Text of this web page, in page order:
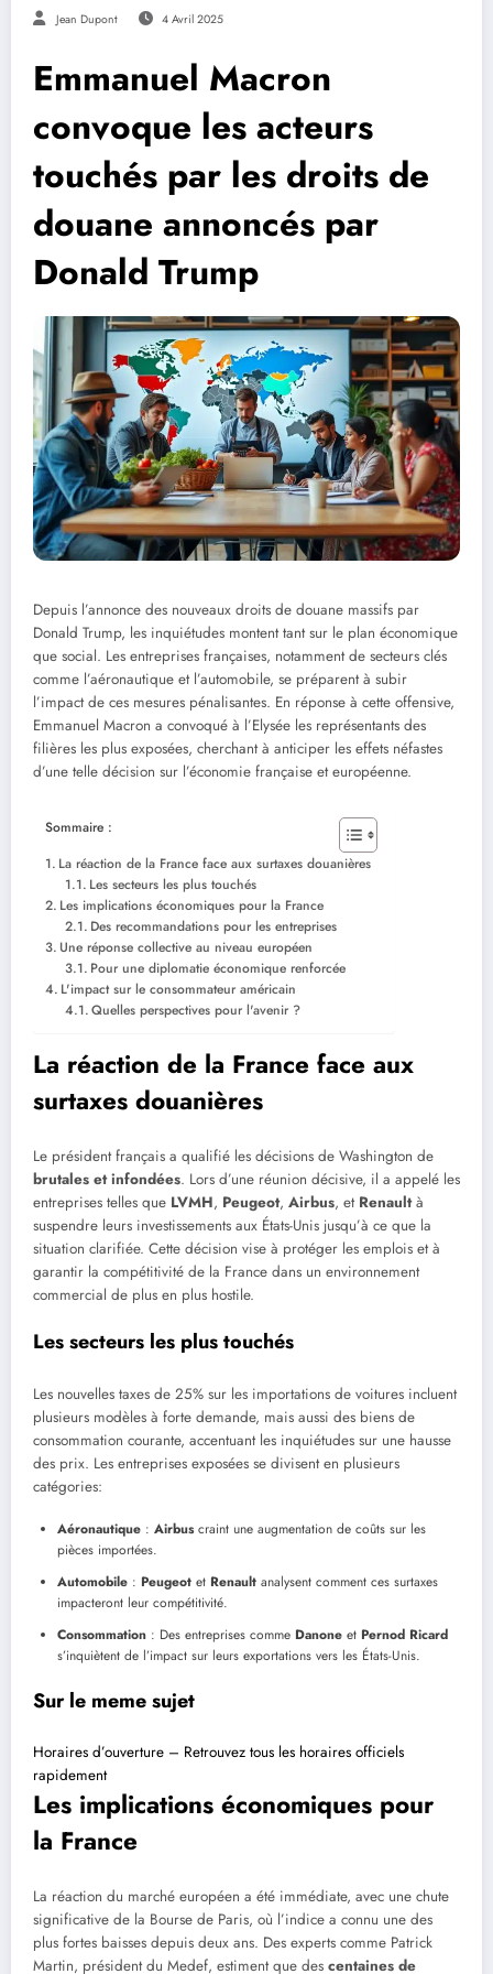
Jean Dupont 4 Avril 2025
Emmanuel Macron
convoque les acteurs
touchés par les droits de
douane annoncés par
Donald Trump
Depuis l’annonce des nouveaux droits de douane massifs par
Donald Trump, les inquiétudes montent tant sur le plan économique
que social. Les entreprises françaises, notamment de secteurs clés
comme l’aéronautique et l’automobile, se préparent à subir
l’impact de ces mesures pénalisantes. En réponse à cette offensive,
Emmanuel Macron a convoqué à l’Elysée les représentants des
filières les plus exposées, cherchant à anticiper les effets néfastes
d’une telle décision sur l’économie française et européenne.
Sommaire :
La réaction de la France face aux surtaxes douanières
Les secteurs les plus touchés
Les implications économiques pour la France
Des recommandations pour les entreprises
Une réponse collective au niveau européen
Pour une diplomatie économique renforcée
L'impact sur le consommateur américain
Quelles perspectives pour l'avenir ?
La réaction de la France face aux
surtaxes douanières
Le président français a qualifié les décisions de Washington de
brutales et infondées. Lors d’une réunion décisive, il a appelé les
entreprises telles que LVMH, Peugeot, Airbus, et Renaultà
suspendre leurs investissements aux États-Unis jusqu’à ce que la
situation clarifiée. Cette décision vise à protéger les emplois et à
garantir la compétitivité de la France dans un environnement
commercial de plus en plus hostile.
Les secteurs les plus touchés
Les nouvelles taxes de 25% sur les importations de voitures incluent
plusieurs modèles à forte demande, mais aussi des biens de
consommation courante, accentuant les inquiétudes sur une hausse
des prix. Les entreprises exposées se divisent en plusieurs
catégories:
Aéronautique : Airbuscraint une augmentation de coûts sur les
pièces importées.
Automobile : Peugeot et Renault analysent comment ces surtaxes
impacteront leur compétitivité.
Consommation : Des entreprises comme Danone et Pernod Ricard
s’inquiètent de l’impact sur leurs exportations vers les États-Unis.
Sur le meme sujet
Horaires d’ouverture – Retrouvez tous les horaires officiels
rapidement
Les implications économiques pour
la France
La réaction du marché européen a été immédiate, avec une chute
significative de la Bourse de Paris, où l’indice a connu une des
plus fortes baisses depuis deux ans. Des experts comme Patrick
Martin, président du Medef, estiment que des centaines de